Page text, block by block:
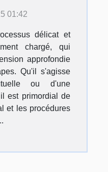
01:42
délicat et
chargé, qui
approfondie
Qu'il s'agisse
ou d'une
est primordial de
et les procédures